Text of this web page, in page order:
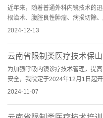
近年来，随着普通外科内镜技术的
根治术、腹腔良性肿瘤、病损切除
上已经日渐完善，手术...
2024-12-13
为加强呼吸内镜诊疗技术管理，提
安全，我院定于2024年12月1日起
招生工作，具体事项安排...
2024-11-07